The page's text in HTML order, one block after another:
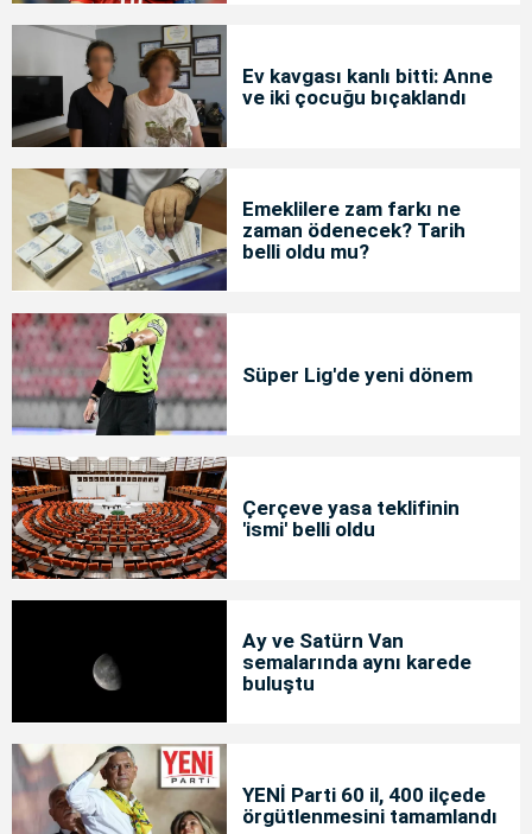
Ev kavgası kanlı bitti: Anne
ve iki çocuğu bıçaklandı
Emeklilere zam farkı ne
zaman ödenecek? Tarih
belli oldu mu?
Süper Lig'de yeni dönem
Çerçeve yasa teklifinin
'ismi' belli oldu
Ay ve Satürn Van
semalarında aynı karede
buluştu
YENİ Parti 60 il, 400 ilçede
örgütlenmesini tamamlandı